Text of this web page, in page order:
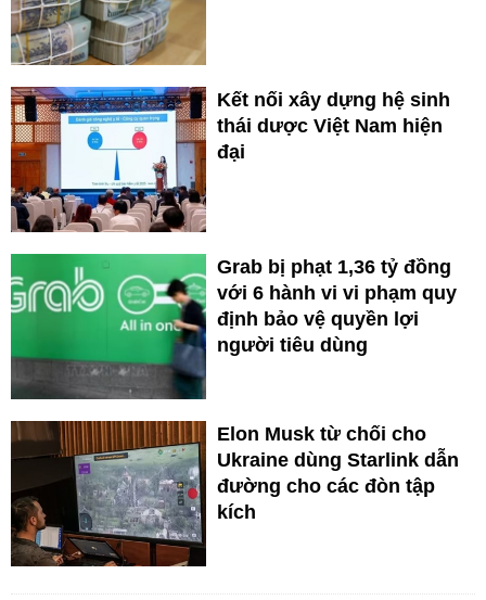
Kết nối xây dựng hệ sinh
thái dược Việt Nam hiện
đại
Grab bị phạt 1,36 tỷ đồng
với 6 hành vi vi phạm quy
định bảo vệ quyền lợi
người tiêu dùng
Elon Musk từ chối cho
Ukraine dùng Starlink dẫn
đường cho các đòn tập
kích